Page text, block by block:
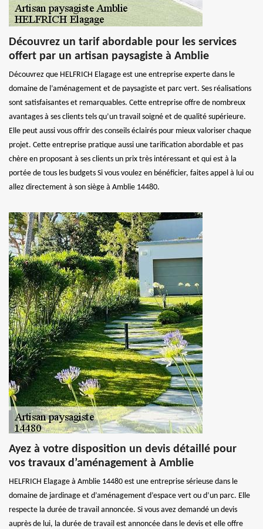
Découvrez un tarif abordable pour les services
offert par un artisan paysagiste à Amblie
Découvrez que HELFRICH Elagage est une entreprise experte dans le
domaine de l’aménagement et de paysagiste et parc vert. Ses réalisations
sont satisfaisantes et remarquables. Cette entreprise offre de nombreux
avantages à ses clients tels qu’un travail soigné et de qualité supérieure.
Elle peut aussi vous offrir des conseils éclairés pour mieux valoriser chaque
projet. Cette entreprise pratique aussi une tarification abordable et pas
chère en proposant à ses clients un prix très intéressant et qui est à la
portée de tous les budgets Si vous voulez en bénéficier, faites appel à lui ou
allez directement à son siège à Amblie 14480.
Ayez à votre disposition un devis détaillé pour
vos travaux d’aménagement à Amblie
HELFRICH Elagage à Amblie 14480 est une entreprise sérieuse dans le
domaine de jardinage et d’aménagement d’espace vert ou d’un parc. Elle
respecte la durée de travail annoncée. Si vous avez demandé un devis
auprès de lui, la durée de travail est annoncée dans le devis et elle offre